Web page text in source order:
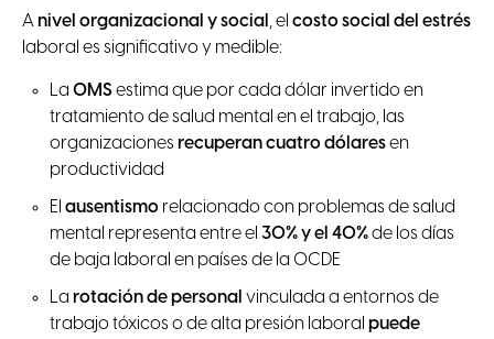
Anivel organizacional y social , el costo social del estrés
laboral es significativo y medible:
La OMSestima que por cada dólar invertido en
tratamiento de salud mental en el trabajo, las
organizaciones recuperan cuatro dólaresen
productividad
El ausentismo relacionado con problemas de salud
mental representa entre el 30% y el 40%de los días
de baja laboral en países de la OCDE
La rotación de personal vinculada a entornos de
trabajo tóxicos o de alta presión laboral puede